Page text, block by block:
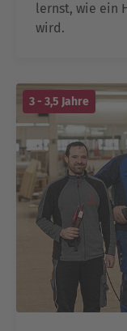
lernst, wie ein
wird.
3 - 3,5 Jahre